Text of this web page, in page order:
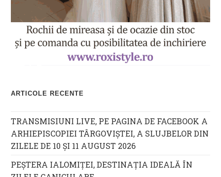
ARTICOLE RECENTE
TRANSMISIUNI LIVE, PE PAGINA DE FACEBOOK A
ARHIEPISCOPIEI TÂRGOVIȘTEI, A SLUJBELOR DIN
ZILELE DE 10 ȘI 11 AUGUST 2026
PEȘTERA IALOMIȚEI, DESTINAȚIA IDEALĂ ÎN